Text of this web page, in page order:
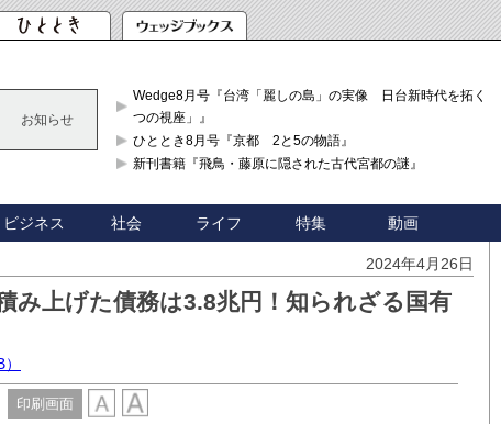
お知らせ
Wedge8月号『台湾「麗しの島」の実像 日台新時代を拓く「3
つの視座」』
ひととき8月号『京都 2と5の物語』
新刊書籍『飛鳥・藤原に隠された古代宮都の謎』
ビジネス 社会 ライフ 特集 動画
2024年4月26日
み上げた債務は3.8兆円！知られざる国有
印刷画面